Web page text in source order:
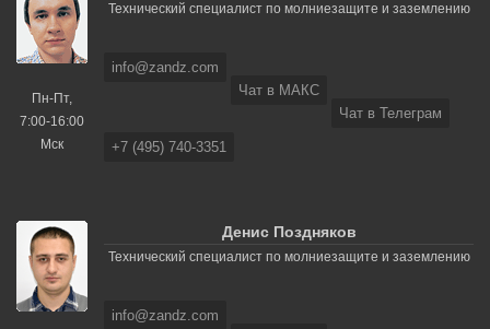
Пн-Пт,
7:00-16:00
Мск
Технический специалист по молниезащите и заземлению
info@zandz.com
Чат в МАКС
Чат в Телеграм
+7 (495) 740-3351
Денис Поздняков
Технический специалист по молниезащите и заземлению
info@zandz.com